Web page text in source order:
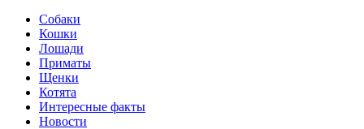
Собаки
Кошки
Лошади
Приматы
Щенки
Котята
Интересные факты
Новости